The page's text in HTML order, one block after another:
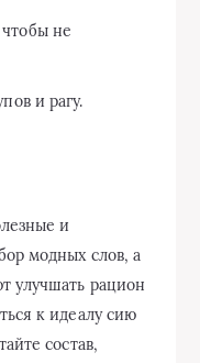
не
и рагу.
и
модных слов, а
улучшать рацион
к идеалу сию
состав,